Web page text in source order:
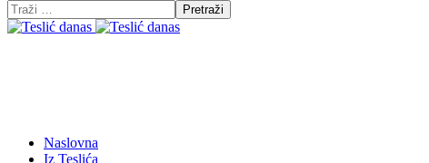
Pretraži
Naslovna
Iz Teslića